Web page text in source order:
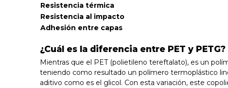
Resistencia térmica
Resistencia al impacto
Adhesión entre capas
¿Cuál es la diferencia entre PET y PETG?
Mientras que el PET (polietileno tereftalato), es un
teniendo como resultado un polímero termoplástico
aditivo como es el glicol. Con esta variación, este